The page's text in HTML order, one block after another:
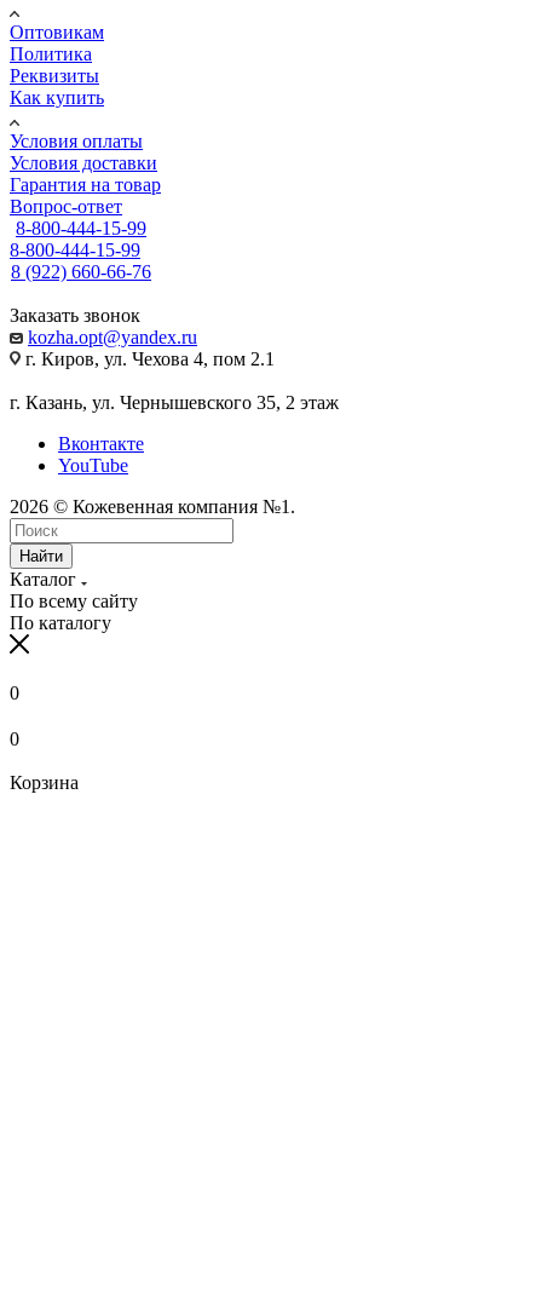
Оптовикам
Политика
Реквизиты
Как купить
Условия оплаты
Условия доставки
Гарантия на товар
Вопрос-ответ
8-800-444-15-99
8-800-444-15-99
8 (922) 660-66-76
Заказать звонок
kozha.opt@yandex.ru
г. Киров, ул. Чехова 4, пом 2.1
г. Казань, ул. Чернышевского 35, 2 этаж
Вконтакте
YouTube
2026 © Кожевенная компания №1.
Найти
Каталог
По всему сайту
По каталогу
0
0
Корзина